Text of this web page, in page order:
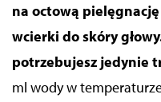
na octową
wcierki do skóry
potrzebujesz jedynie
ml wody w